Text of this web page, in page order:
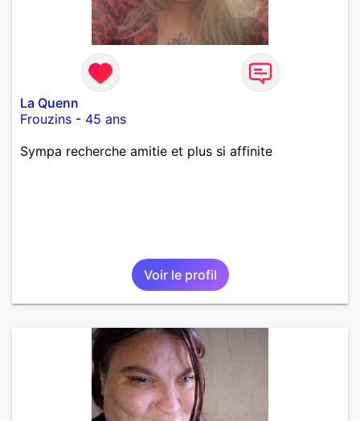
La Quenn
Frouzins - 45 ans
Sympa recherche amitie et plus si affinite
Voir le profil